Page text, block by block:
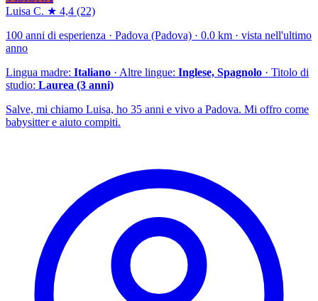
Luisa C. ★ 4,4 (22)
100 anni di esperienza · Padova (Padova) · 0.0 km · vista nell'ultimo
anno
Lingua madre: Italiano · Altre lingue: Inglese, Spagnolo · Titolo di
studio: Laurea (3 anni)
Salve, mi chiamo Luisa, ho 35 anni e vivo a Padova. Mi offro come
babysitter e aiuto compiti.